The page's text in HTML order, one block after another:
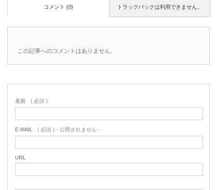
トラックバックは利用できません。
コメント (0)
この記事へのコメントはありません。
名前 ( 必須 )
E-MAIL ( 必須 ) - 公開されません -
URL